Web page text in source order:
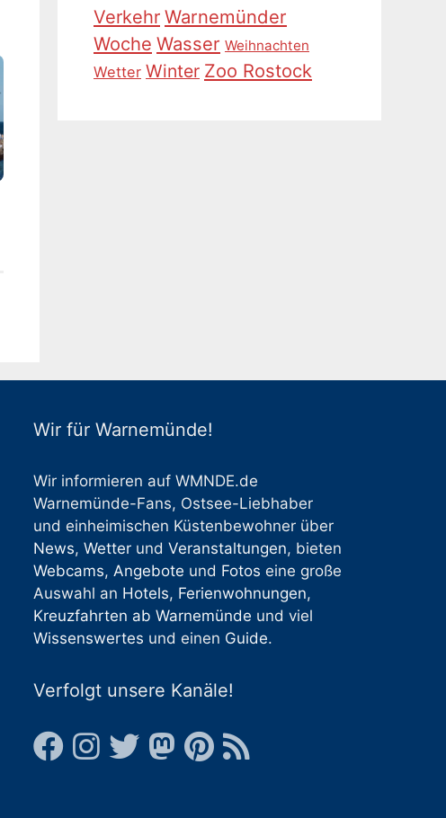
Verkehr Warnemünder
Woche Wasser Weihnachten
Wetter Winter Zoo Rostock
Wir für Warnemünde!
Wir informieren auf WMNDE.de
Warnemünde-Fans, Ostsee-Liebhaber
und einheimischen Küstenbewohner über
News,Wetter undVeranstaltungen, bieten
Webcams, Angebote und Fotos eine große
Auswahl an Hotels, Ferienwohnungen,
Kreuzfahrten ab Warnemünde und viel
Wissenswertes und einen Guide.
Verfolgt unsere Kanäle!